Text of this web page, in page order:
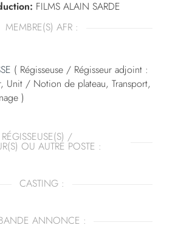
FILMS ALAIN SARDE
MEMBRE(S) AFR :
( Régisseuse / Régisseur adjoint :
Unit / Notion de plateau, Transport,
)
/
OU AUTRE POSTE :
CASTING :
ANNONCE :